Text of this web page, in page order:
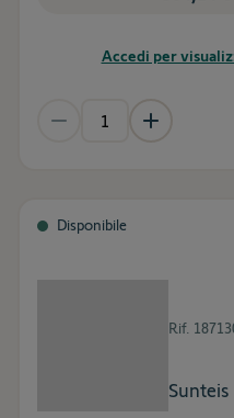
Accedi per
Disponibile
Rif.
Sunteis